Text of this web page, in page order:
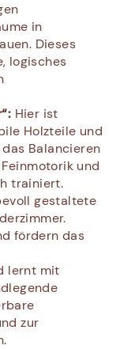
in
Dieses
logisches
Hier ist
Holzteile und
Balancieren
und
trainiert.
gestaltete
fördern das
lernt mit
zur